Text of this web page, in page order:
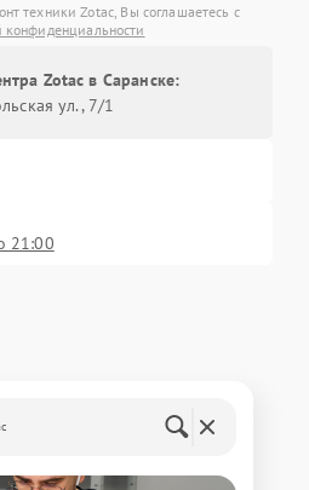
техники Zotac, Вы соглашаетесь с
Zotac в Саранске:
ул., 7/1
21:00